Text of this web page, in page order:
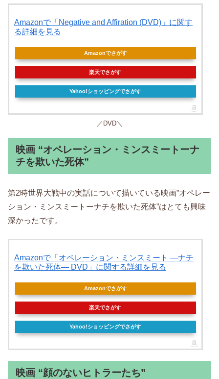
Amazonで「Negative and Affiration (DVD)」に関す
る詳細を見る
Amazonでさがす
楽天でさがす
Yahoo!ショッピングでさがす
／DVD＼
映画 “オペレーション・ミンスミートーナ
チを欺いた死体”
第2時世界大戦中の実話について描いている映画”オペレー
ション・ミンスミートーナチを欺いた死体”はとても興味
深かったです。
Amazonで「オペレーション・ミンスミート ―ナチ
を欺いた死体― DVD」に関する詳細を見る
Amazonでさがす
楽天でさがす
Yahoo!ショッピングでさがす
映画 “顔のないヒトラーたち”